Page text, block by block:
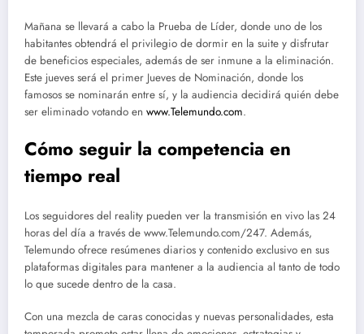
Mañana se llevará a cabo la Prueba de Líder, donde uno de los
habitantes obtendrá el privilegio de dormir en la suite y disfrutar
de beneficios especiales, además de ser inmune a la eliminación.
Este jueves será el primer Jueves de Nominación, donde los
famosos se nominarán entre sí, y la audiencia decidirá quién debe
ser eliminado votando en www.Telemundo.com.
Cómo seguir la competencia en
tiempo real
Los seguidores del reality pueden ver la transmisión en vivo las 24
horas del día a través de www.Telemundo.com/247. Además,
Telemundo ofrece resúmenes diarios y contenido exclusivo en sus
plataformas digitales para mantener a la audiencia al tanto de todo
lo que sucede dentro de la casa.
Con una mezcla de caras conocidas y nuevas personalidades, esta